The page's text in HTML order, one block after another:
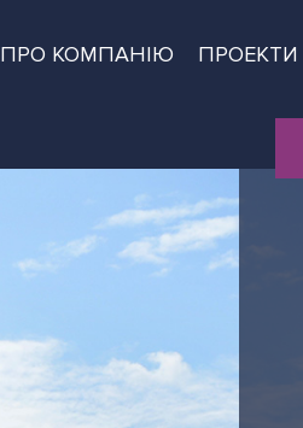
ПРО КОМПАНІЮ ПРОЕКТИ